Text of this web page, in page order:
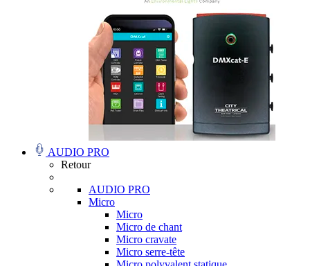
AUDIO PRO
Retour
AUDIO PRO
Micro
Micro
Micro de chant
Micro cravate
Micro serre-tête